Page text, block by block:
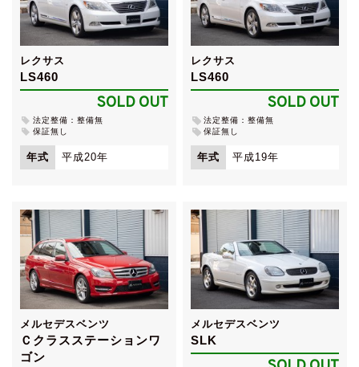
レクサス
LS460
SOLD OUT
法定整備：整備無
保証無し
年式 平成20年
レクサス
LS460
SOLD OUT
法定整備：整備無
保証無し
年式 平成19年
メルセデスベンツ
Ｃクラスステーションワ
ゴン
メルセデスベンツ
SLK